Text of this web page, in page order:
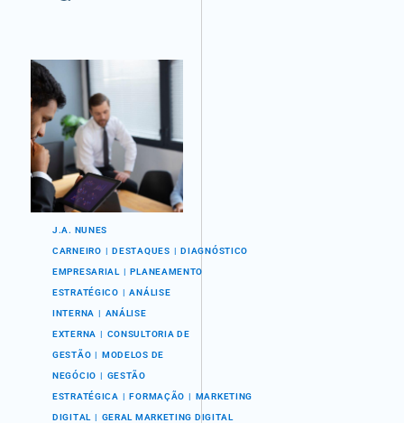
J.A. NUNES
CARNEIRO DESTAQUES DIAGNÓSTICO
EMPRESARIAL PLANEAMENTO
ESTRATÉGICO ANÁLISE
INTERNA ANÁLISE
EXTERNA CONSULTORIA DE
GESTÃO MODELOS DE
NEGÓCIO GESTÃO
ESTRATÉGICA FORMAÇÃO MARKETING
DIGITAL GERAL MARKETING DIGITAL